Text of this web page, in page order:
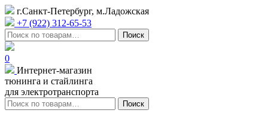
г.Санкт-Петербург, м.Ладожская
+7 (922) 312-65-53
Искать:
Поиск
0
Интернет-магазин
тюнинга и стайлинга
для электротранспорта
Искать:
Поиск